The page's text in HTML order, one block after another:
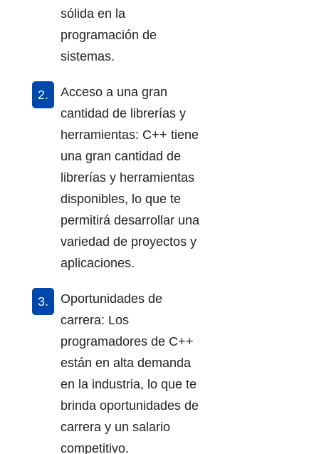
sólida en la
programación de
sistemas.
Acceso a una gran
cantidad de librerías y
herramientas: C++ tiene
una gran cantidad de
librerías y herramientas
disponibles, lo que te
permitirá desarrollar una
variedad de proyectos y
aplicaciones.
Oportunidades de
carrera: Los
programadores de C++
están en alta demanda
en la industria, lo que te
brinda oportunidades de
carrera y un salario
competitivo.